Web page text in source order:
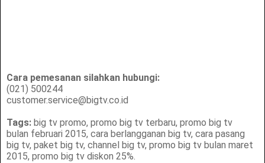
Cara pemesanan silahkan hubungi:
(021) 500244
customer.service@bigtv.co.id
Tags: big tv promo, promo big tv terbaru, promo big tv
bulan februari 2015, cara berlangganan big tv, cara pasang
big tv, paket big tv, channel big tv, promo big tv bulan maret
2015, promo big tv diskon 25%.